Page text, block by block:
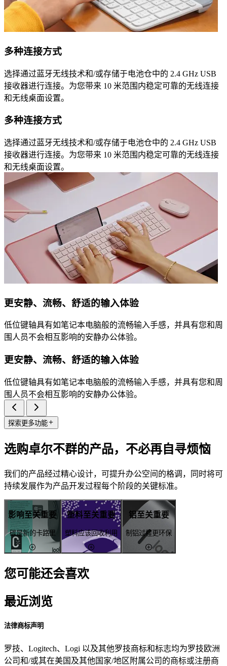
多种连接方式
选择通过蓝牙无线技术和/或存储于电池仓中的 2.4 GHz USB
接收器进行连接。为您带来 10 米范围内稳定可靠的无线连接
和无线桌面设置。
多种连接方式
选择通过蓝牙无线技术和/或存储于电池仓中的 2.4 GHz USB
接收器进行连接。为您带来 10 米范围内稳定可靠的无线连接
和无线桌面设置。
更安静、流畅、舒适的输入体验
低位键轴具有如笔记本电脑般的流畅输入手感，并具有您和周
围人员不会相互影响的安静办公体验。
更安静、流畅、舒适的输入体验
低位键轴具有如笔记本电脑般的流畅输入手感，并具有您和周
围人员不会相互影响的安静办公体验。
探索更多功能
选购卓尔不群的产品，不必再自寻烦恼
我们的产品经过精心设计，可提升办公空间的格调，同时将可
持续发展作为产品开发过程每个阶段的关键标准。
影响至关重要
碳是新的卡路里
塑料至关重要
塑料应该回收利用
铝至关重要
制铝过程更环保
您可能还会喜欢
最近浏览
法律商标声明
罗技、Logitech、Logi 以及其他罗技商标和标志均为罗技欧洲
公司和/或其在美国及其他国家/地区附属公司的商标或注册商